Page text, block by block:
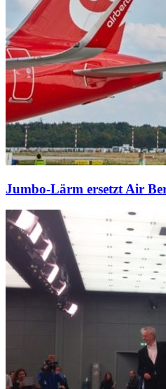
Jumbo-Lärm ersetzt Air